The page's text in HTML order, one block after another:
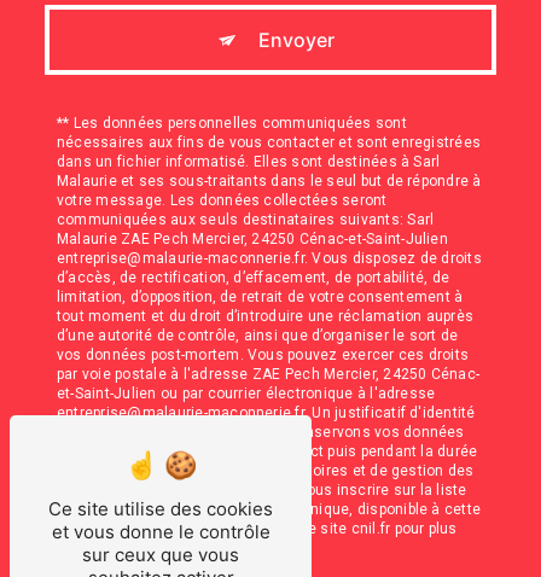
Envoyer
** Les données personnelles communiquées sont
nécessaires aux fins de vous contacter et sont enregistrées
dans un fichier informatisé. Elles sont destinées à Sarl
Malaurie et ses sous-traitants dans le seul but de répondre à
votre message. Les données collectées seront
communiquées aux seuls destinataires suivants: Sarl
Malaurie ZAE Pech Mercier, 24250 Cénac-et-Saint-Julien
entreprise@malaurie-maconnerie.fr. Vous disposez de droits
d’accès, de rectification, d’effacement, de portabilité, de
limitation, d’opposition, de retrait de votre consentement à
tout moment et du droit d’introduire une réclamation auprès
d’une autorité de contrôle, ainsi que d’organiser le sort de
vos données post-mortem. Vous pouvez exercer ces droits
par voie postale à l'adresse ZAE Pech Mercier, 24250 Cénac-
et-Saint-Julien ou par courrier électronique à l'adresse
entreprise@malaurie-maconnerie.fr. Un justificatif d'identité
pourra vous être demandé. Nous conservons vos données
pendant la période de prise de contact puis pendant la durée
de prescription légale aux fins probatoires et de gestion des
contentieux. Vous avez le droit de vous inscrire sur la liste
d'opposition au démarchage téléphonique, disponible à cette
adresse:Bloctel.gouv.fr. Consultez le site cnil.fr pour plus
d’informations sur vos droits.
Ce site utilise des cookies
et vous donne le contrôle
sur ceux que vous